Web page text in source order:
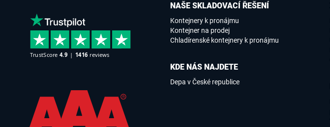
NAŠE SKLADOVACÍ ŘEŠENÍ
Kontejnery k pronájmu
Kontejner na prodej
Chladírenské kontejnery k pronájmu
KDE NÁS NAJDETE
Depa v České republice